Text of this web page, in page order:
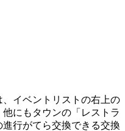
イベントリストの右上の
他にもタウンの「レストラ
行がてら交換できる交換